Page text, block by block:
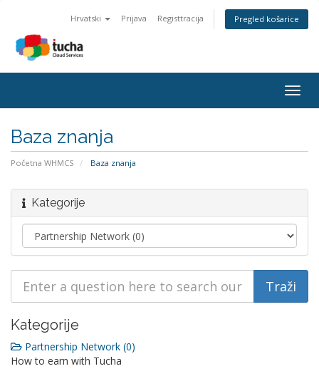
Hrvatski Prijava Registtracija Pregled košarice
Baza znanja
Početna WHMCS Baza znanja
Kategorije
Kategorije
Partnership Network (0)
How to earn with Tucha